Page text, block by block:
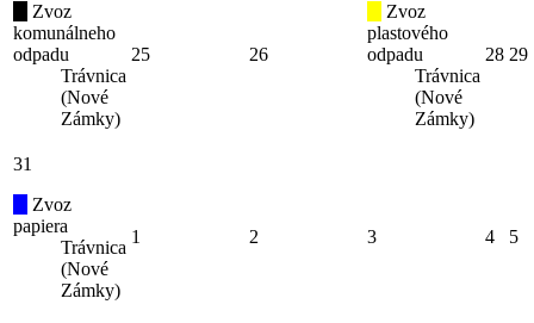
Zvoz
komunálneho
odpadu
Trávnica
(Nové
Zámky)
25 26
Zvoz
plastového
odpadu
Trávnica
(Nové
Zámky)
28 29
31
Zvoz
papiera
Trávnica
(Nové
Zámky)
1 2 3 4 5